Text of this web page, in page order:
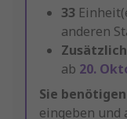
33
anderen
Zusätzlich
ab 20.
Sie
eingeben